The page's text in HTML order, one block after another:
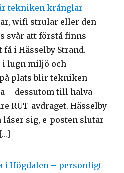
tekniken krånglar
wifi strular eller den
svår att förstå finns
i Hässelby Strand.
i lugn miljö och
plats blir tekniken
– dessutom till halva
RUT-avdraget. Hässelby
låser sig, e-posten slutar
i Högdalen – personligt